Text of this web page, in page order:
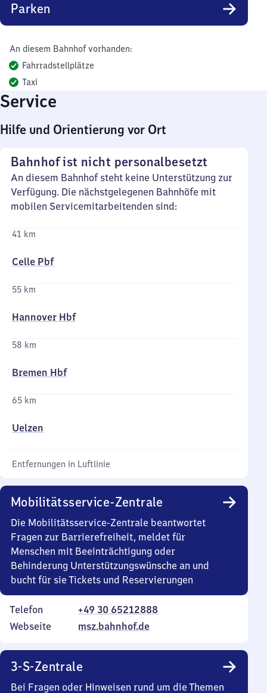
Parken
An diesem Bahnhof vorhanden:
Fahrradstellplätze
Taxi
Service
Hilfe und Orientierung vor Ort
Bahnhof ist nicht personalbesetzt
An diesem Bahnhof steht keine Unterstützung zur
Verfügung. Die nächstgelegenen Bahnhöfe mit
mobilen Servicemitarbeitenden sind:
41 km
Celle Pbf
55 km
Hannover Hbf
58 km
Bremen Hbf
65 km
Uelzen
Entfernungen in Luftlinie
Mobilitätsservice-Zentrale
Die Mobilitätsservice-Zentrale beantwortet
Fragen zur Barrierefreiheit, meldet für
Menschen mit Beeinträchtigung oder
Behinderung Unterstützungswünsche an und
bucht für sie Tickets und Reservierungen
Telefon
+49 30 65212888
Webseite
msz.bahnhof.de
3-S-Zentrale
Bei Fragen oder Hinweisen rund um die Themen